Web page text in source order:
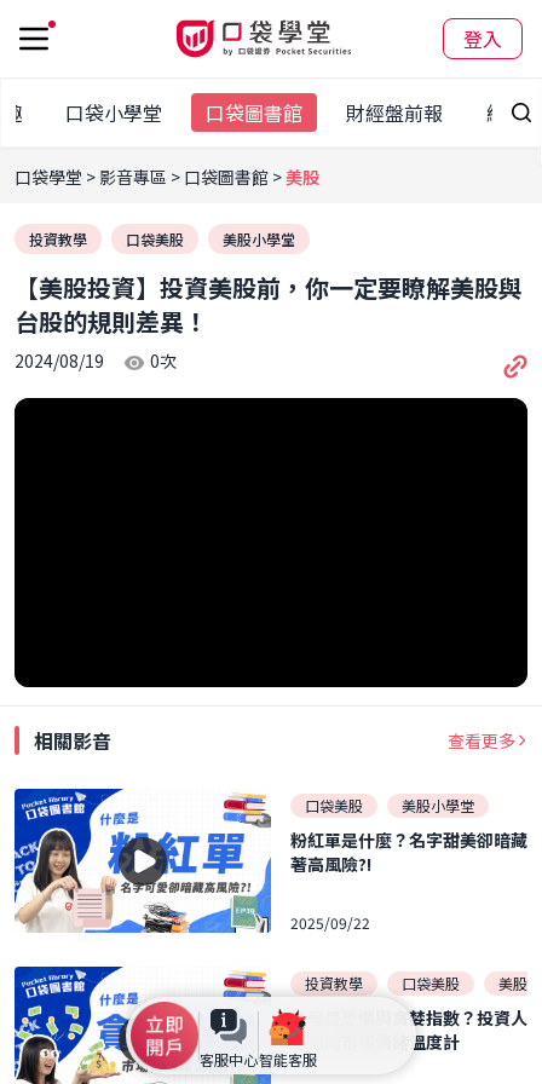
登入
客服中心智能客服
口袋小學堂 口袋圖書館 財經盤前報 網友
口袋學堂 影音專區 口袋圖書館 美股
投資教學 口袋美股 美股小學堂
【美股投資】投資美股前，你一定要瞭解美股與
台股的規則差異！
2024/08/19 0次
相關影音 查看更多
口袋美股 美股小學堂
粉紅單是什麼？名字甜美卻暗藏
著高風險?!
2025/09/22
投資教學 口袋美股 美股
什麼是恐懼與貪婪指數？投資人
必知的市場情緒溫度計